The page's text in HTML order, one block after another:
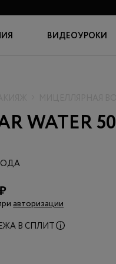
ВИДЕОУРОКИ
WATER 50
авторизации
В СПЛИТ